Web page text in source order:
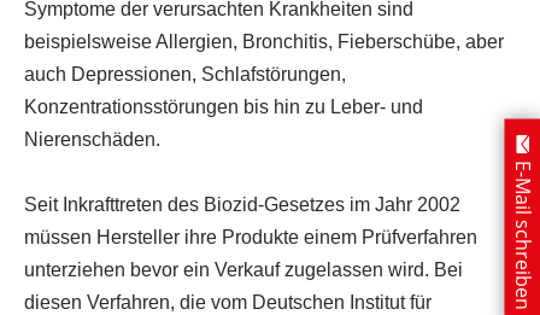
Symptome der verursachten Krankheiten sind
beispielsweise Allergien, Bronchitis, Fieberschübe, aber
auch Depressionen, Schlafstörungen,
Konzentrationsstörungen bis hin zu Leber- und
Nierenschäden.
Seit Inkrafttreten des Biozid-Gesetzes im Jahr 2002
müssen Hersteller ihre Produkte einem Prüfverfahren
unterziehen bevor ein Verkauf zugelassen wird. Bei
diesen Verfahren, die vom Deutschen Institut für
E-Mail schreiben